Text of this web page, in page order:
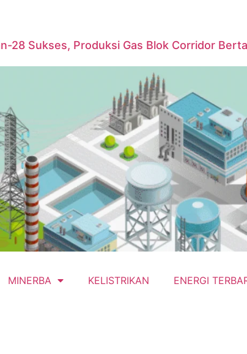
28 Sukses, Produksi Gas Blok Corridor
MINERBA KELISTRIKAN ENERGI